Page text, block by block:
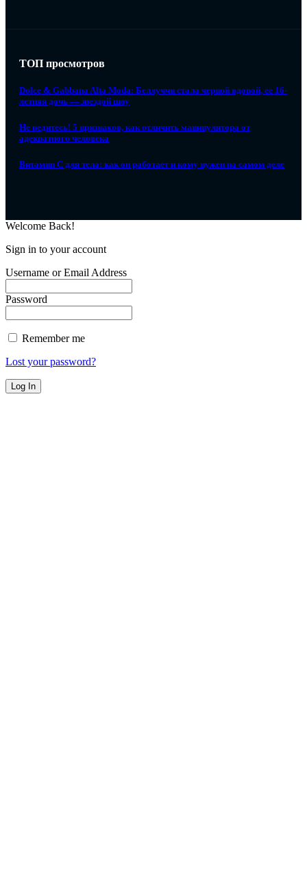
ТОП просмотров
Dolce & Gabbana Alta Moda: Беллуччи стала черной вдовой, ее 16-
летняя дочь — звездой шоу
Не ведитесь! 5 признаков, как отличить манипулятора от
адекватного человека
Витамин C для тела: как он работает и кому нужен на самом деле
Welcome Back!
Sign in to your account
Username or Email Address
Password
Remember me
Lost your password?